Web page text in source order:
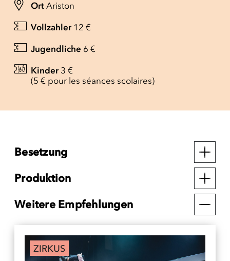
Ort Ariston
Vollzahler 12 €
Jugendliche 6 €
Kinder 3 €
(5 € pour les séances scolaires)
Besetzung
Produktion
Weitere Empfehlungen
ZIRKUS